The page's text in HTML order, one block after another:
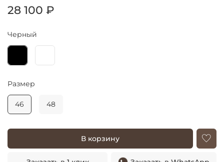
28 100 ₽
В корзину
Черный
Размер
46 48